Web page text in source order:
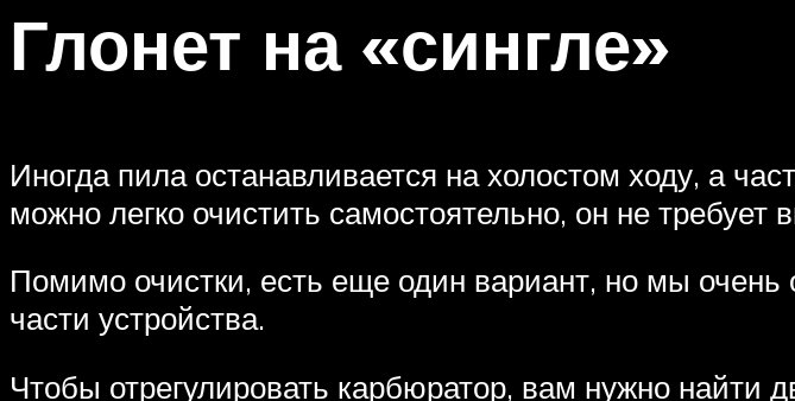
Глонет на «сингле»
Иногда пила останавливается на холостом ходу, а
можно легко очистить самостоятельно, он не требует
Помимо очистки, есть еще один вариант, но мы
части устройства.
Чтобы отрегулировать карбюратор, вам нужно найти